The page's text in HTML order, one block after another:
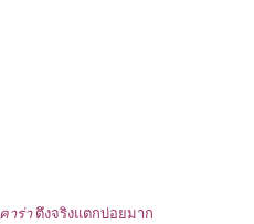
าร่าตึงจริงแตกบ่อยมาก